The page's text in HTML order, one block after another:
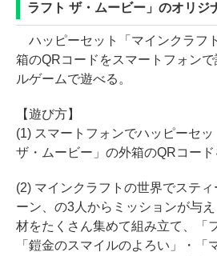
ラフト ザ・ムービー」のオリジ
ハッピーセット「マインクラフ
箱のQRコードをスマートフォン
ルゲームで遊べる。
【遊び方】
(1) スマートフォンでハッピーセ
ザ・ムービー」の外箱のQRコード
(2) マインクラフトの世界でステ
ーン、の3人からミッションが与
材をたくさん集めて組み立て、「
「鎧金のスマイルのよろい」・「